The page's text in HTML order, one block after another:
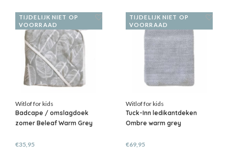
TIJDELIJK NIET OP
VOORRAAD
Witlof for kids
Badcape / omslagdoek
zomer Beleaf Warm Grey
€35,95
TIJDELIJK NIET OP
VOORRAAD
Witlof for kids
Tuck-Inn ledikantdeken
Ombre warm grey
€69,95